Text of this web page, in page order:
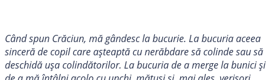
Când spun Crăciun, mă gândesc la bucurie. La bucuria aceea
sinceră de copil care așteaptă cu nerăbdare să colinde sau să
deschidă ușa colindătorilor. La bucuria de a merge la bunici și